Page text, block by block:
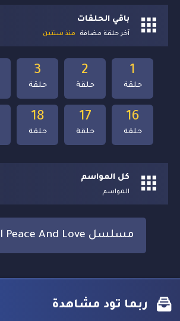
باقي الحلقات
آخر حلقة مضافة منذ سنتين
18
حلقة
17
حلقة
16
حلقة
3
حلقة
2
حلقة
1
حلقة
كل المواسم
المواسم
مسلسل Peace And Love الموسم الاول مترجم
ربما تود مشاهدة